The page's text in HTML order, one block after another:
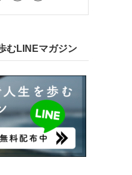
むLINEマガジン